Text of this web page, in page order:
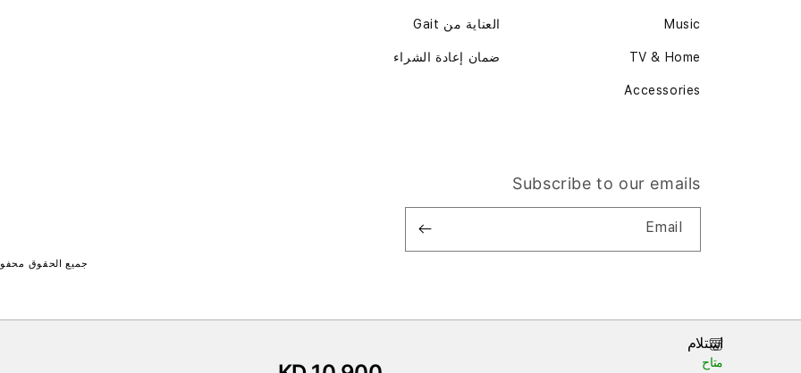
استلام
متاح
Music
TV & Home
Accessories
العناية من Gait
ضمان إعادة الشراء
Subscribe to our emails
Email
جميع الحقوق محفوظة لـ